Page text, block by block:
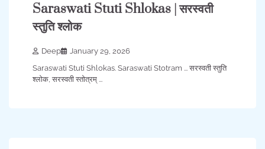
Saraswati Stuti Shlokas | सरस्वती
स्तुति श्लोक
Deep
January 29, 2026
Saraswati Stuti Shlokas. Saraswati Stotram ... सरस्वती स्तुति
श्लोक, सरस्वती स्तोत्रम् ...